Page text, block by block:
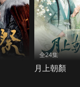
全24集
月上朝顏